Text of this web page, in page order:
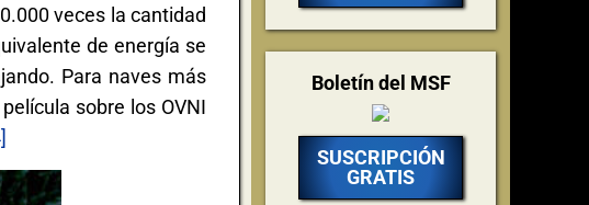
veces la cantidad
de energía se
Para naves más
sobre los OVNI
Boletín del MSF
SUSCRIPCIÓN
GRATIS